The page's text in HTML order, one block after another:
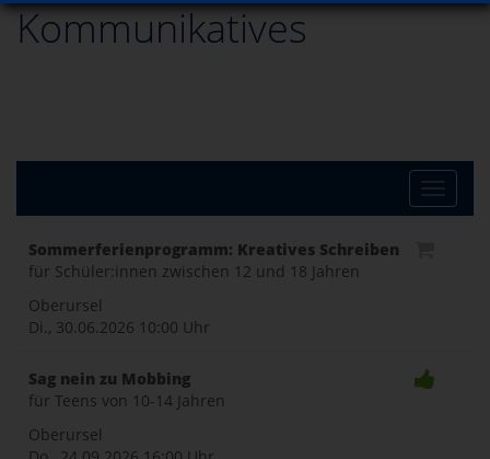
Kommunikatives
Toggle
Sommerferienprogramm: Kreatives Schreiben
für Schüler:innen zwischen 12 und 18 Jahren
Oberursel
Di., 30.06.2026 10:00 Uhr
Sag nein zu Mobbing
für Teens von 10-14 Jahren
Oberursel